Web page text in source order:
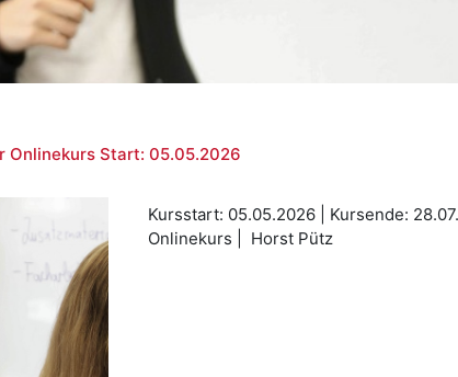
Onlinekurs Start: 05.05.2026
Kursstart: 05.05.2026 | Kursende:
Onlinekurs | Horst Pütz